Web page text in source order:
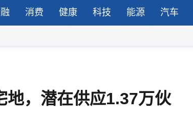
消费 健康 科技 能源 汽车
地，潜在供应1.37万伙